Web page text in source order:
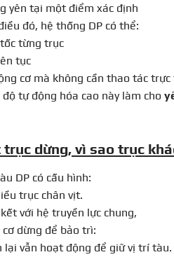
yên tại một điểm xác định
đó, hệ thống DP có thể:
từng trục
tục
cơ mà không cần thao tác
độ tự động hóa cao này làm cho
dừng, vì sao trục
DP có cấu hình:
trục chân vịt.
với hệ truyền lực chung,
dừng để bảo trì:
lại vẫn hoạt động để giữ vị trí tàu.